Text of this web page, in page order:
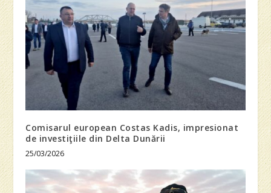
Comisarul european Costas Kadis, impresionat
de investiţiile din Delta Dunării
25/03/2026